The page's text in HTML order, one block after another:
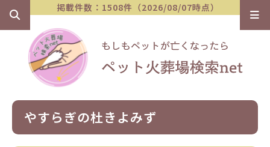
掲載件数：1508件（2026/08/07時点）
やすらぎの杜きよみず